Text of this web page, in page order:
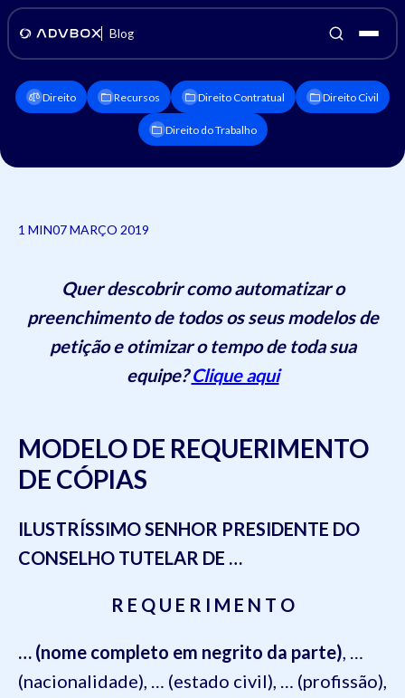
Blog
Direito Recursos Direito Contratual Direito Civil
Direito do Trabalho
1 MIN07 MARÇO 2019
Quer descobrir como automatizar o
preenchimento de todos os seus modelos de
petição e otimizar o tempo de toda sua
equipe?Clique aqui
MODELO DE REQUERIMENTO
DE CÓPIAS
ILUSTRÍSSIMO SENHOR PRESIDENTE DO
CONSELHO TUTELAR DE …
R E Q U E R I M E N T O
… (nome completo em negrito da parte), …
(nacionalidade), … (estado civil), … (profissão),